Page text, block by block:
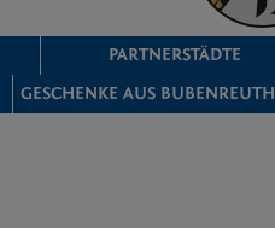
PARTNERSTÄDTE
GESCHENKE AUS BUBENREUTH